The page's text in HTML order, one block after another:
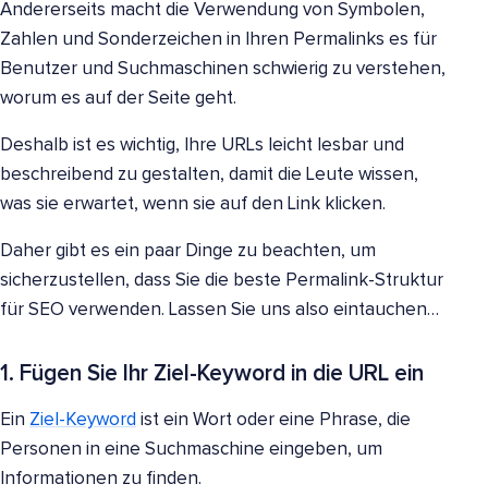
Andererseits macht die Verwendung von Symbolen,
Zahlen und Sonderzeichen in Ihren Permalinks es für
Benutzer und Suchmaschinen schwierig zu verstehen,
worum es auf der Seite geht.
Deshalb ist es wichtig, Ihre URLs leicht lesbar und
beschreibend zu gestalten, damit die Leute wissen,
was sie erwartet, wenn sie auf den Link klicken.
Daher gibt es ein paar Dinge zu beachten, um
sicherzustellen, dass Sie die beste Permalink-Struktur
für SEO verwenden. Lassen Sie uns also eintauchen…
1. Fügen Sie Ihr Ziel-Keyword in die URL ein
Ein Ziel-Keyword ist ein Wort oder eine Phrase, die
Personen in eine Suchmaschine eingeben, um
Informationen zu finden.